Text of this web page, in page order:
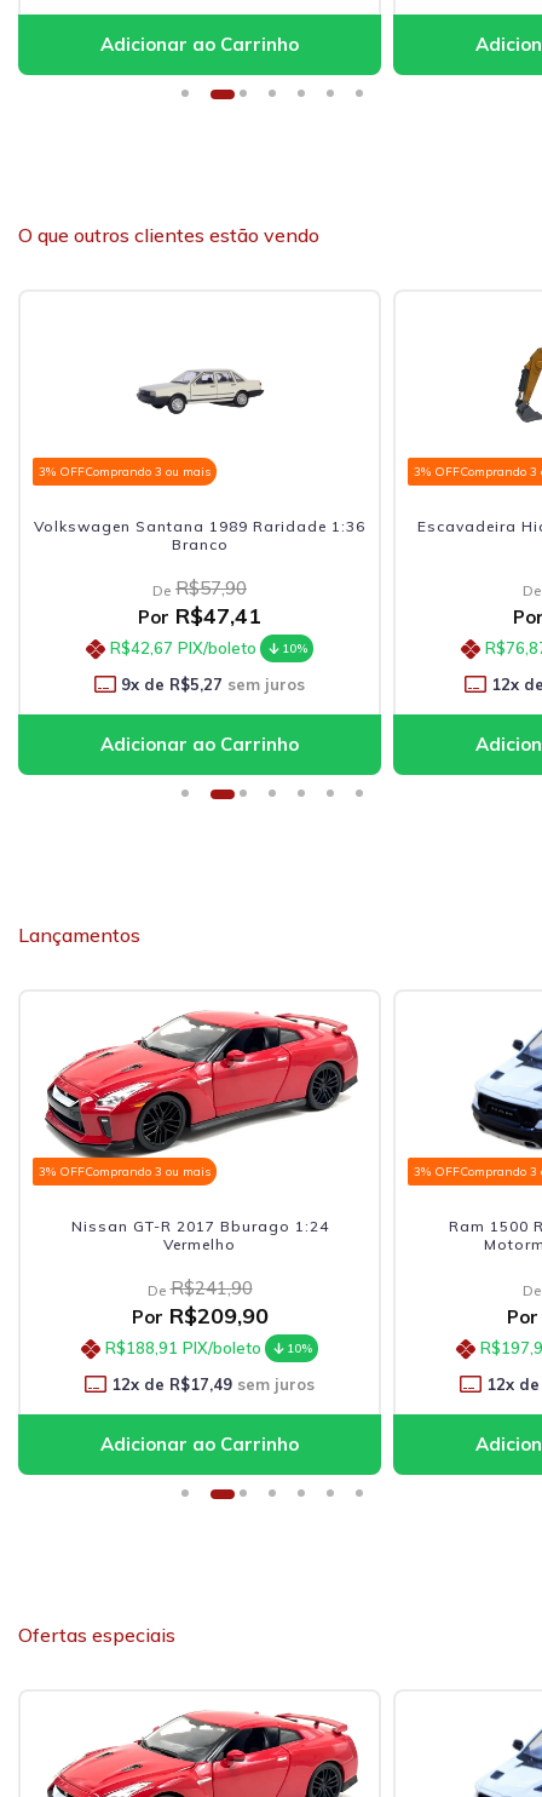
O que outros clientes estão vendo
3% OFFComprando 3 ou mais
Volkswagen Santana 1989 Raridade 1:36
Branco
De R$57,90
Por R$47,41
R$42,67 PIX/boleto 10%
9x de R$5,27 sem juros
3% OFFComprando 3
Escavadeira
De
12x
Lançamentos
3% OFFComprando 3 ou mais
Nissan GT-R 2017 Bburago 1:24
Vermelho
De R$241,90
Por R$209,90
R$188,91 PIX/boleto 10%
12x de R$17,49 sem juros
3% OFFComprando 3
Ram 1500
De
Por
12x de
Ofertas especiais